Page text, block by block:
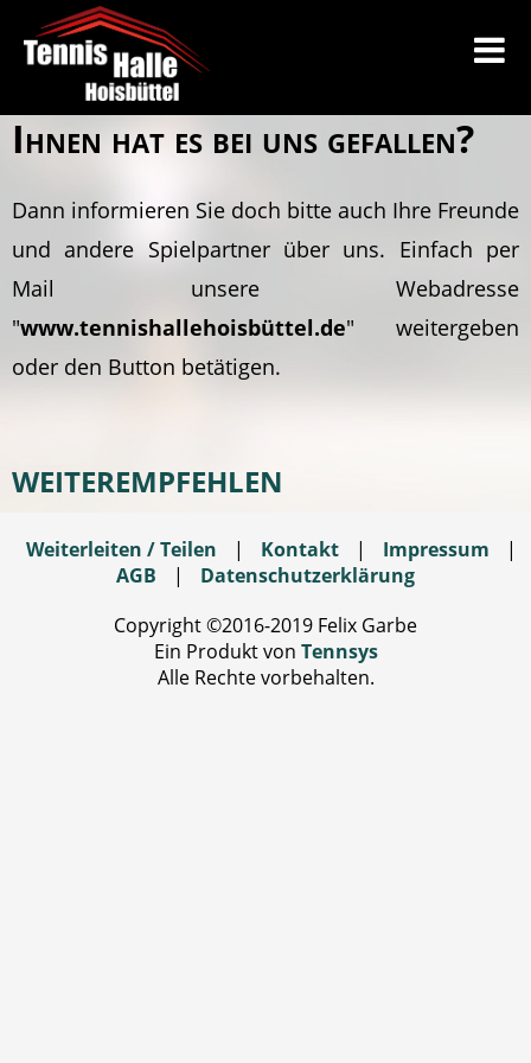
Ihnen hat es bei uns gefallen?
Dann informieren Sie doch bitte auch Ihre Freunde
und andere Spielpartner über uns. Einfach per
Mail unsere Webadresse
"www.tennishallehoisbüttel.de" weitergeben
oder den Button betätigen.
WEITEREMPFEHLEN
Weiterleiten / Teilen | Kontakt | Impressum
|
AGB
|
Datenschutzerklärung
Copyright ©2016-2019 Felix Garbe
Ein Produkt von Tennsys
Alle Rechte vorbehalten.